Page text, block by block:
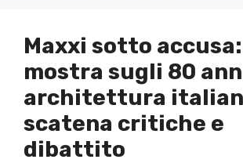
Maxxi sotto
mostra sugli 80
architettura
scatena critiche e
dibattito